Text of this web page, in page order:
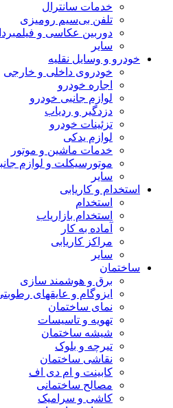
خدمات سانترال
تلفن بی‌سیم رومیزی
دوربین عکاسی و فیلمبرداری
سایر
خودرو و وسایل نقلیه
خودروی داخلی و خارجی
اجاره خودرو
لوازم جانبی خودرو
دزدگیر و ردیاب
تزئینات خودرو
لوازم یدکی
خدمات ماشین و موتور
موتورسیکلت و لوازم جانبی
سایر
استخدام و کاریابی
استخدام
استخدام بازاریاب
آماده به کار
مراکز کاریابی
سایر
ساختمان
برق و هوشمند سازی
ایزوگام و عایقهای رطوبتی
نمای ساختمان
تهویه و تاسیسات
شیشه ساختمان
تیرچه و بلوک
نقاشی ساختمان
کابینت و ام دی اف
مصالح ساختمانی
کاشی و سرامیک